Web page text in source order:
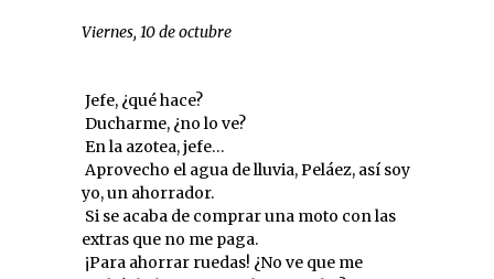
Viernes, 10 de octubre
 Jefe, ¿qué hace?
 Ducharme, ¿no lo ve?
 En la azotea, jefe…
 Aprovecho el agua de lluvia, Peláez, así soy
yo, un ahorrador.
 Si se acaba de comprar una moto con las
extras que no me paga.
 ¡Para ahorrar ruedas! ¿No ve que me